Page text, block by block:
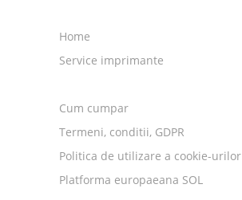
Home
Service imprimante
Cum cumpar
Termeni, conditii, GDPR
Politica de utilizare a cookie-urilor
Platforma europaeana SOL